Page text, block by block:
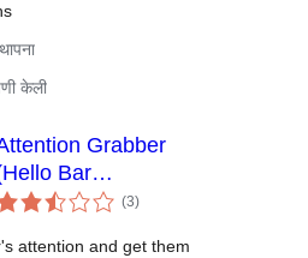
केली
Grabber
Bar
(3एकूण
मूल्यांकन
)
attention and get them